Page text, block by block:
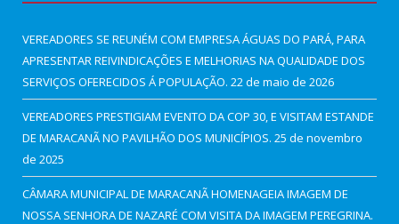
VEREADORES SE REUNÉM COM EMPRESA ÁGUAS DO PARÁ, PARA
APRESENTAR REIVINDICAÇÕES E MELHORIAS NA QUALIDADE DOS
SERVIÇOS OFERECIDOS Á POPULAÇÃO. 22 de maio de 2026
VEREADORES PRESTIGIAM EVENTO DA COP 30, E VISITAM ESTANDE
DE MARACANÃ NO PAVILHÃO DOS MUNICÍPIOS. 25 de novembro
de 2025
CÂMARA MUNICIPAL DE MARACANÃ HOMENAGEIA IMAGEM DE
NOSSA SENHORA DE NAZARÉ COM VISITA DA IMAGEM PEREGRINA.